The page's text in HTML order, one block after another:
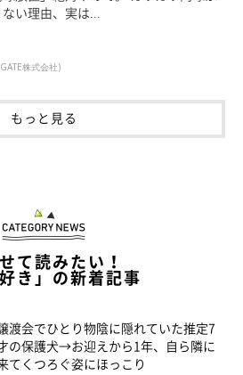
い理由、実は...
株式会社)
もっと見る
て読みたい！
好き」の新着記事
渡会でひとり物陰に隠れていた推定7
の保護犬→お迎えから1年、自ら隣に
てくつろぐ姿にほっこり